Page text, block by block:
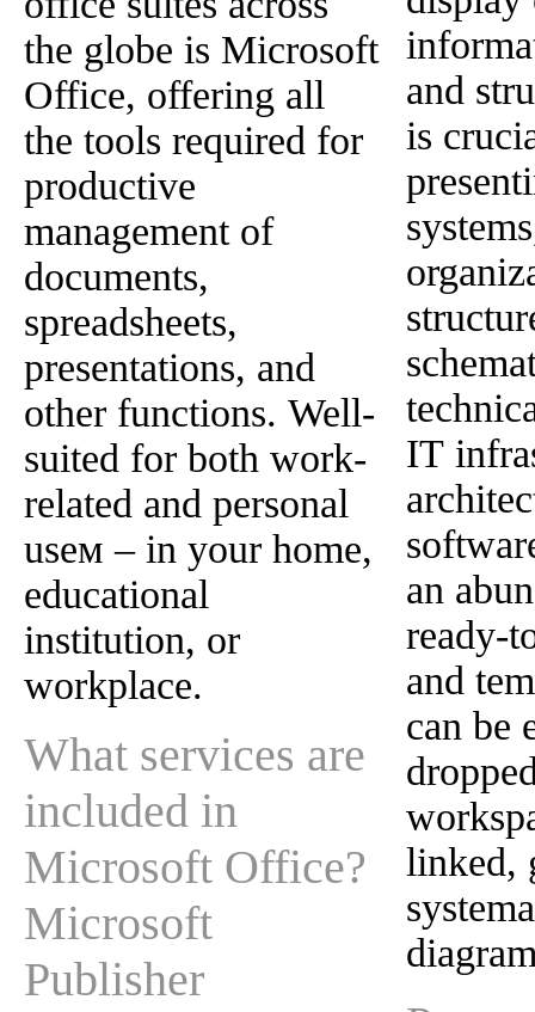
the globe is Microsoft
Office, offering all
the tools required for
productive
management of
documents,
spreadsheets,
presentations, and
other functions. Well-
suited for both work-
related and personal
useм – in your home,
educational
institution, or
workplace.
What services are
included in
Microsoft Office?
Microsoft
Publisher
and
is
IT
an
ready-
and
can be
linked,